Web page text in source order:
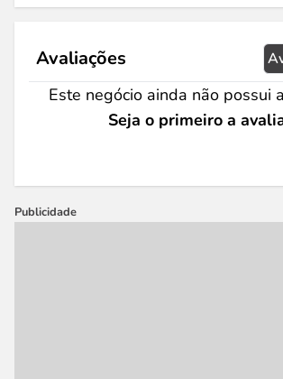
Avaliações
Este negócio ainda não possui
Seja o primeiro a
Publicidade